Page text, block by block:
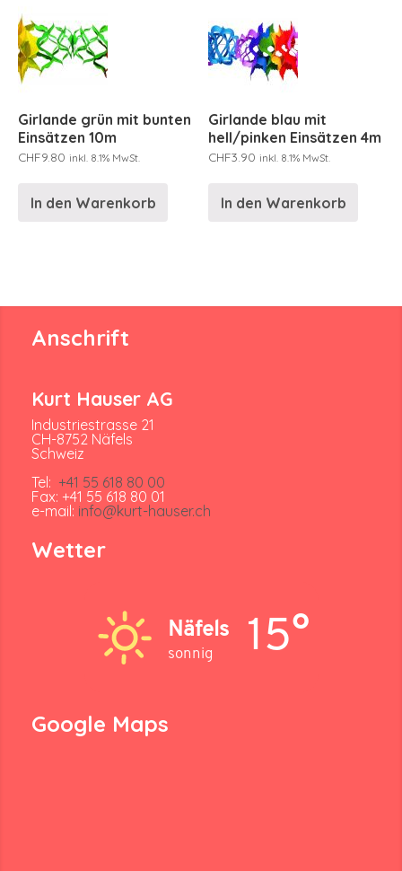
Girlande grün mit bunten
Einsätzen 10m
CHF9.80 inkl. 8.1% MwSt.
In den Warenkorb
Girlande blau mit
hell/pinken Einsätzen 4m
CHF3.90 inkl. 8.1% MwSt.
In den Warenkorb
Anschrift
Kurt Hauser AG
Industriestrasse 21
CH-8752 Näfels
Schweiz
Tel: +41 55 618 80 00
Fax: +41 55 618 80 01
e-mail: info@kurt-hauser.ch
Wetter
Näfels
sonnig 15°
Google Maps